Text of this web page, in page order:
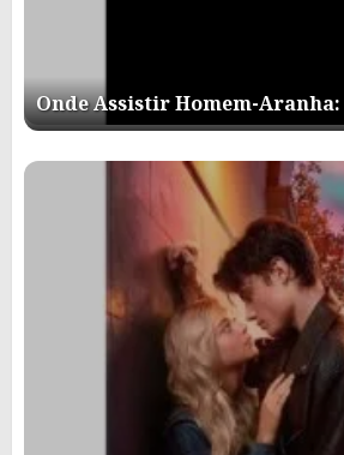
Onde Assistir Homem-Aranha: